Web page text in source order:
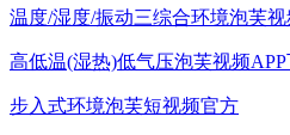
温度/湿度/振动三综合环境泡芙视
高低温(湿热)低气压泡芙视频APP
步入式环境泡芙短视频官方